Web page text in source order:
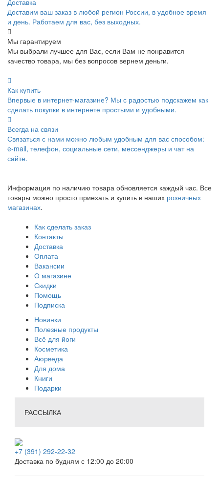
Доставим ваш заказ в любой регион России, в удобное время
и день. Работаем для вас, без выходных.
Мы гарантируем
Мы выбрали лучшее для Вас, если Вам не понравится
качество товара, мы без вопросов вернем деньги.
Как купить
Впервые в интернет-магазине? Мы с радостью подскажем как
сделать покупки в интернете простыми и удобными.
Всегда на связи
Связаться с нами можно любым удобным для вас способом:
e-mail, телефон, социальные сети, мессенджеры и чат на
сайте.
Информация по наличию товара обновляется каждый час. Все
товары можно просто приехать и купить в наших розничных
магазинах.
Как сделать заказ
Контакты
Доставка
Оплата
Вакансии
О магазине
Скидки
Помощь
Подписка
Новинки
Полезные продукты
Всё для йоги
Косметика
Аюрведа
Для дома
Книги
Подарки
РАССЫЛКА
+7 (391) 292-22-32
Доставка по будням с 12:00 до 20:00